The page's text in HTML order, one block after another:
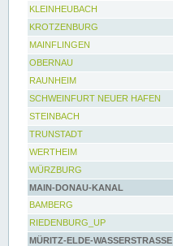
KLEINHEUBACH
KROTZENBURG
MAINFLINGEN
OBERNAU
RAUNHEIM
SCHWEINFURT NEUER HAFEN
STEINBACH
TRUNSTADT
WERTHEIM
WÜRZBURG
MAIN-DONAU-KANAL
BAMBERG
RIEDENBURG_UP
MÜRITZ-ELDE-WASSERSTRASSE